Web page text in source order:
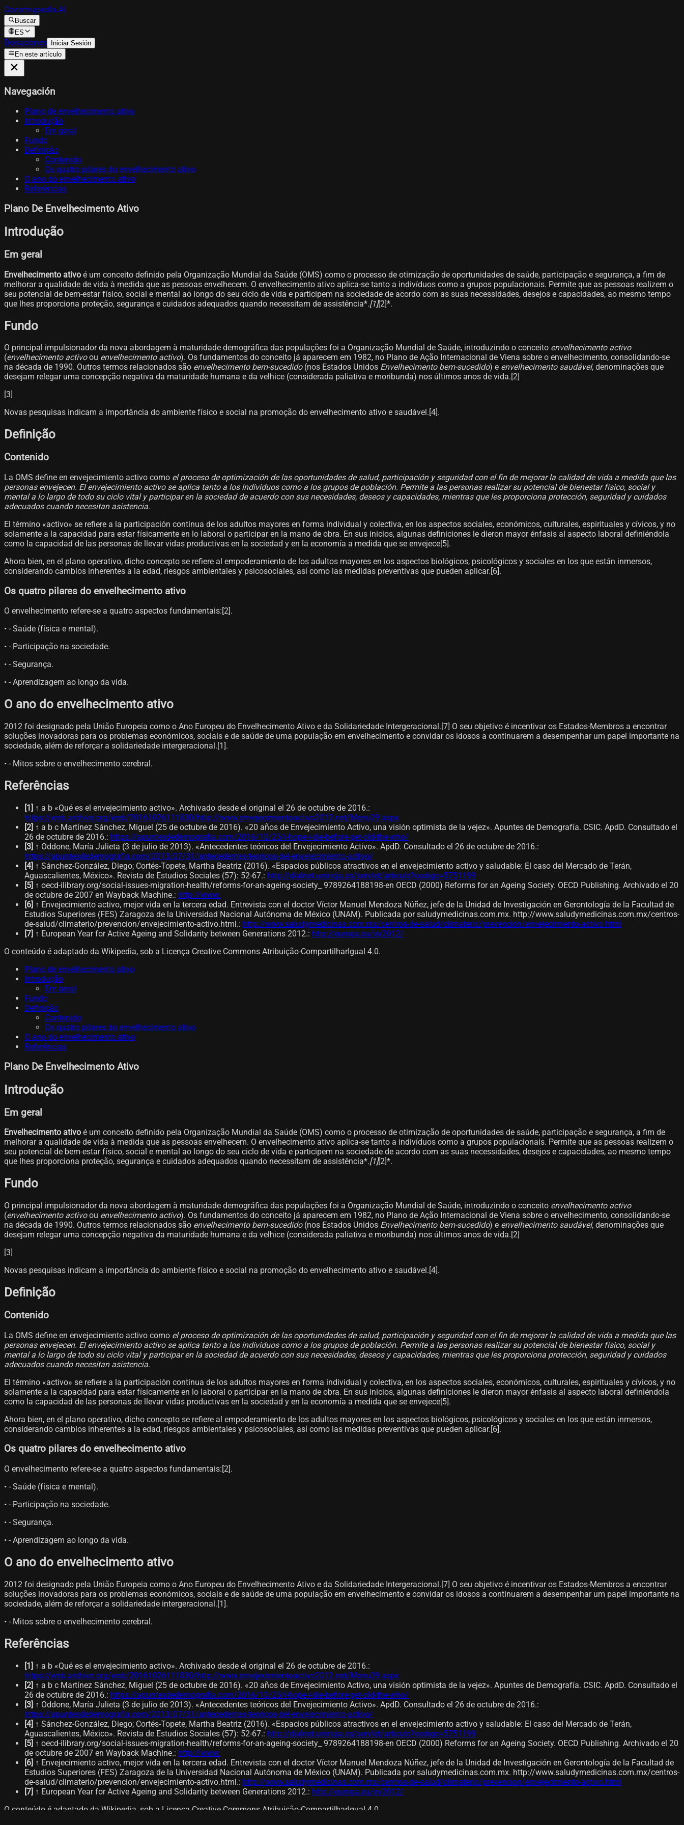
Construpedia.AI
Buscar
ES
Donaciones Iniciar Sesión
En este artículo
Navegación
Plano de envelhecimento ativo
Introdução
Em geral
Fundo
Definição
Contenido
Os quatro pilares do envelhecimento ativo
O ano do envelhecimento ativo
Referências
Plano De Envelhecimento Ativo
Introdução
Em geral
Envelhecimento ativo é um conceito definido pela Organização Mundial da Saúde (OMS) como o processo de otimização de oportunidades de saúde, participação e segurança, a fim de
melhorar a qualidade de vida à medida que as pessoas envelhecem. O envelhecimento ativo aplica-se tanto a indivíduos como a grupos populacionais. Permite que as pessoas realizem o
seu potencial de bem-estar físico, social e mental ao longo do seu ciclo de vida e participem na sociedade de acordo com as suas necessidades, desejos e capacidades, ao mesmo tempo
que lhes proporciona proteção, segurança e cuidados adequados quando necessitam de assistência*.[1]​[2]​*.
Fundo
O principal impulsionador da nova abordagem à maturidade demográfica das populações foi a Organização Mundial de Saúde, introduzindo o conceito envelhecimento activo
(envelhecimento activoou envelhecimento activo). Os fundamentos do conceito já aparecem em 1982, no Plano de Ação Internacional de Viena sobre o envelhecimento, consolidando-se
na década de 1990. Outros termos relacionados são envelhecimento bem-sucedido(nos Estados Unidos Envelhecimento bem-sucedido) e envelhecimento saudável, denominações que
desejam relegar uma concepção negativa da maturidade humana e da velhice (considerada paliativa e moribunda) nos últimos anos de vida.[2]​
[3]​
Novas pesquisas indicam a importância do ambiente físico e social na promoção do envelhecimento ativo e saudável.[4]​.
Definição
Contenido
La OMS define en envejecimiento activo como el proceso de optimización de las oportunidades de salud, participación y seguridad con el fin de mejorar la calidad de vida a medida que las
personas envejecen. El envejecimiento activo se aplica tanto a los individuos como a los grupos de población. Permite a las personas realizar su potencial de bienestar físico, social y
mental a lo largo de todo su ciclo vital y participar en la sociedad de acuerdo con sus necesidades, deseos y capacidades, mientras que les proporciona protección, seguridad y cuidados
adecuados cuando necesitan asistencia.
El término «activo» se refiere a la participación continua de los adultos mayores en forma individual y colectiva, en los aspectos sociales, económicos, culturales, espirituales y cívicos, y no
solamente a la capacidad para estar físicamente en lo laboral o participar en la mano de obra. En sus inicios, algunas definiciones le dieron mayor énfasis al aspecto laboral definiéndola
como la capacidad de las personas de llevar vidas productivas en la sociedad y en la economía a medida que se envejece[5]​.
Ahora bien, en el plano operativo, dicho concepto se refiere al empoderamiento de los adultos mayores en los aspectos biológicos, psicológicos y sociales en los que están inmersos,
considerando cambios inherentes a la edad, riesgos ambientales y psicosociales, así como las medidas preventivas que pueden aplicar.[6]​.
Os quatro pilares do envelhecimento ativo
O envelhecimento refere-se a quatro aspectos fundamentais:[2]​.
• - Saúde (física e mental).
• - Participação na sociedade.
• - Segurança.
• - Aprendizagem ao longo da vida.
O ano do envelhecimento ativo
2012 foi designado pela União Europeia como o Ano Europeu do Envelhecimento Ativo e da Solidariedade Intergeracional.[7]​ O seu objetivo é incentivar os Estados-Membros a encontrar
soluções inovadoras para os problemas económicos, sociais e de saúde de uma população em envelhecimento e convidar os idosos a continuarem a desempenhar um papel importante na
sociedade, além de reforçar a solidariedade intergeracional.[1]​.
• - Mitos sobre o envelhecimento cerebral.
Referências
[1] ↑ a b «Qué es el envejecimiento activo». Archivado desde el original el 26 de octubre de 2016.:
https://web.archive.org/web/20161026111830/http://www.envejecimientoactivo2012.net/Menu29.aspx
[2] ↑ a b c Martínez Sánchez, Miguel (25 de octubre de 2016). «20 años de Envejecimiento Activo, una visión optimista de la vejez». Apuntes de Demografía. CSIC. ApdD. Consultado el
26 de octubre de 2016.: https://apuntesdedemografia.com/2016/10/25/i-hope-i-die-before-get-old-the-who/
[3] ↑ Oddone, María Julieta (3 de julio de 2013). «Antecedentes teóricos del Envejecimiento Activo». ApdD. Consultado el 26 de octubre de 2016.:
https://apuntesdedemografia.com/2013/07/31/antecedentes-teoricos-del-envejecimiento-activo/
[4] ↑ Sánchez-González, Diego; Cortés-Topete, Martha Beatriz (2016). «Espacios públicos atractivos en el envejecimiento activo y saludable: El caso del Mercado de Terán,
Aguascalientes, México». Revista de Estudios Sociales (57): 52-67.: http://dialnet.unirioja.es/servlet/articulo?codigo=5751199
[5] ↑ oecd-ilibrary.org/social-issues-migration-health/reforms-for-an-ageing-society_ 9789264188198-en OECD (2000) Reforms for an Ageing Society. OECD Publishing. Archivado el 20
de octubre de 2007 en Wayback Machine.: http://www.
[6] ↑ Envejecimiento activo, mejor vida en la tercera edad. Entrevista con el doctor Víctor Manuel Mendoza Núñez, jefe de la Unidad de Investigación en Gerontología de la Facultad de
Estudios Superiores (FES) Zaragoza de la Universidad Nacional Autónoma de México (UNAM). Publicada por saludymedicinas.com.mx. http://www.saludymedicinas.com.mx/centros-
de-salud/climaterio/prevencion/envejecimiento-activo.html.: http://www.saludymedicinas.com.mx/centros-de-salud/climaterio/prevencion/envejecimiento-activo.html
[7] ↑ European Year for Active Ageing and Solidarity between Generations 2012.: http://europa.eu/ey2012/
O conteúdo é adaptado da Wikipedia, sob a Licença Creative Commons Atribuição-CompartilharIgual 4.0.
Plano de envelhecimento ativo
Introdução
Em geral
Fundo
Definição
Contenido
Os quatro pilares do envelhecimento ativo
O ano do envelhecimento ativo
Referências
Plano De Envelhecimento Ativo
Introdução
Em geral
Envelhecimento ativo é um conceito definido pela Organização Mundial da Saúde (OMS) como o processo de otimização de oportunidades de saúde, participação e segurança, a fim de
melhorar a qualidade de vida à medida que as pessoas envelhecem. O envelhecimento ativo aplica-se tanto a indivíduos como a grupos populacionais. Permite que as pessoas realizem o
seu potencial de bem-estar físico, social e mental ao longo do seu ciclo de vida e participem na sociedade de acordo com as suas necessidades, desejos e capacidades, ao mesmo tempo
que lhes proporciona proteção, segurança e cuidados adequados quando necessitam de assistência*.[1]​[2]​*.
Fundo
O principal impulsionador da nova abordagem à maturidade demográfica das populações foi a Organização Mundial de Saúde, introduzindo o conceito envelhecimento activo
(envelhecimento activoou envelhecimento activo). Os fundamentos do conceito já aparecem em 1982, no Plano de Ação Internacional de Viena sobre o envelhecimento, consolidando-se
na década de 1990. Outros termos relacionados são envelhecimento bem-sucedido(nos Estados Unidos Envelhecimento bem-sucedido) e envelhecimento saudável, denominações que
desejam relegar uma concepção negativa da maturidade humana e da velhice (considerada paliativa e moribunda) nos últimos anos de vida.[2]​
[3]​
Novas pesquisas indicam a importância do ambiente físico e social na promoção do envelhecimento ativo e saudável.[4]​.
Definição
Contenido
La OMS define en envejecimiento activo como el proceso de optimización de las oportunidades de salud, participación y seguridad con el fin de mejorar la calidad de vida a medida que las
personas envejecen. El envejecimiento activo se aplica tanto a los individuos como a los grupos de población. Permite a las personas realizar su potencial de bienestar físico, social y
mental a lo largo de todo su ciclo vital y participar en la sociedad de acuerdo con sus necesidades, deseos y capacidades, mientras que les proporciona protección, seguridad y cuidados
adecuados cuando necesitan asistencia.
El término «activo» se refiere a la participación continua de los adultos mayores en forma individual y colectiva, en los aspectos sociales, económicos, culturales, espirituales y cívicos, y no
solamente a la capacidad para estar físicamente en lo laboral o participar en la mano de obra. En sus inicios, algunas definiciones le dieron mayor énfasis al aspecto laboral definiéndola
como la capacidad de las personas de llevar vidas productivas en la sociedad y en la economía a medida que se envejece[5]​.
Ahora bien, en el plano operativo, dicho concepto se refiere al empoderamiento de los adultos mayores en los aspectos biológicos, psicológicos y sociales en los que están inmersos,
considerando cambios inherentes a la edad, riesgos ambientales y psicosociales, así como las medidas preventivas que pueden aplicar.[6]​.
Os quatro pilares do envelhecimento ativo
O envelhecimento refere-se a quatro aspectos fundamentais:[2]​.
• - Saúde (física e mental).
• - Participação na sociedade.
• - Segurança.
• - Aprendizagem ao longo da vida.
O ano do envelhecimento ativo
2012 foi designado pela União Europeia como o Ano Europeu do Envelhecimento Ativo e da Solidariedade Intergeracional.[7]​ O seu objetivo é incentivar os Estados-Membros a encontrar
soluções inovadoras para os problemas económicos, sociais e de saúde de uma população em envelhecimento e convidar os idosos a continuarem a desempenhar um papel importante na
sociedade, além de reforçar a solidariedade intergeracional.[1]​.
• - Mitos sobre o envelhecimento cerebral.
Referências
[1] ↑ a b «Qué es el envejecimiento activo». Archivado desde el original el 26 de octubre de 2016.:
https://web.archive.org/web/20161026111830/http://www.envejecimientoactivo2012.net/Menu29.aspx
[2] ↑ a b c Martínez Sánchez, Miguel (25 de octubre de 2016). «20 años de Envejecimiento Activo, una visión optimista de la vejez». Apuntes de Demografía. CSIC. ApdD. Consultado el
26 de octubre de 2016.: https://apuntesdedemografia.com/2016/10/25/i-hope-i-die-before-get-old-the-who/
[3] ↑ Oddone, María Julieta (3 de julio de 2013). «Antecedentes teóricos del Envejecimiento Activo». ApdD. Consultado el 26 de octubre de 2016.:
https://apuntesdedemografia.com/2013/07/31/antecedentes-teoricos-del-envejecimiento-activo/
[4] ↑ Sánchez-González, Diego; Cortés-Topete, Martha Beatriz (2016). «Espacios públicos atractivos en el envejecimiento activo y saludable: El caso del Mercado de Terán,
Aguascalientes, México». Revista de Estudios Sociales (57): 52-67.: http://dialnet.unirioja.es/servlet/articulo?codigo=5751199
[5] ↑ oecd-ilibrary.org/social-issues-migration-health/reforms-for-an-ageing-society_ 9789264188198-en OECD (2000) Reforms for an Ageing Society. OECD Publishing. Archivado el 20
de octubre de 2007 en Wayback Machine.: http://www.
[6] ↑ Envejecimiento activo, mejor vida en la tercera edad. Entrevista con el doctor Víctor Manuel Mendoza Núñez, jefe de la Unidad de Investigación en Gerontología de la Facultad de
Estudios Superiores (FES) Zaragoza de la Universidad Nacional Autónoma de México (UNAM). Publicada por saludymedicinas.com.mx. http://www.saludymedicinas.com.mx/centros-
de-salud/climaterio/prevencion/envejecimiento-activo.html.: http://www.saludymedicinas.com.mx/centros-de-salud/climaterio/prevencion/envejecimiento-activo.html
[7] ↑ European Year for Active Ageing and Solidarity between Generations 2012.: http://europa.eu/ey2012/
O conteúdo é adaptado da Wikipedia, sob a Licença Creative Commons Atribuição-CompartilharIgual 4.0.